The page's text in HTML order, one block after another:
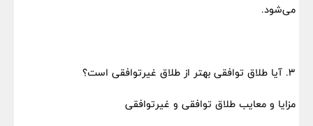
می‌شود.
۳. آیا طلاق توافقی بهتر از طلاق غیرتوافقی است؟
مزایا و معایب طلاق توافقی و غیرتوافقی